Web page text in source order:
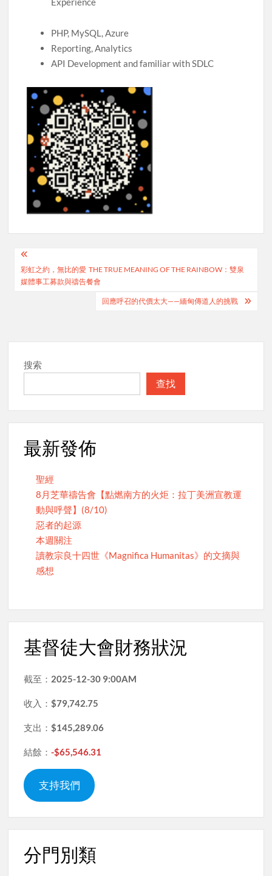
PHP, MySQL, Azure
Reporting, Analytics
API Development and familiar with SDLC
Post
navigation
彩虹之約，無比的愛 THE TRUE MEANING OF THE RAINBOW：雙泉
媒體事工募款與禱告餐會
回應呼召的代價太大——緬甸傳道人的挑戰
搜索
查找
最新發佈
聖經
8月芝華禱告會【點燃南方的火炬：拉丁美洲宣教運
動與呼聲】(8/10)
惡者的起源
本週關注
讀教宗良十四世《Magnifica Humanitas》的文摘與
感想
基督徒大會財務狀況
截至： 2025-12-30 9:00AM
收入：$79,742.75
支出：$145,289.06
結餘：-$65,546.31
支持我們
分門別類